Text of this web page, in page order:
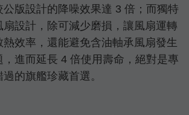
公版設計的降噪效果達 3 倍；而獨特
扇設計，除可減少磨損，讓風扇運轉
效率，還能避免含油軸承風扇發生
進而延長 4 倍使用壽命，絕對是專
的旗艦珍藏首選。